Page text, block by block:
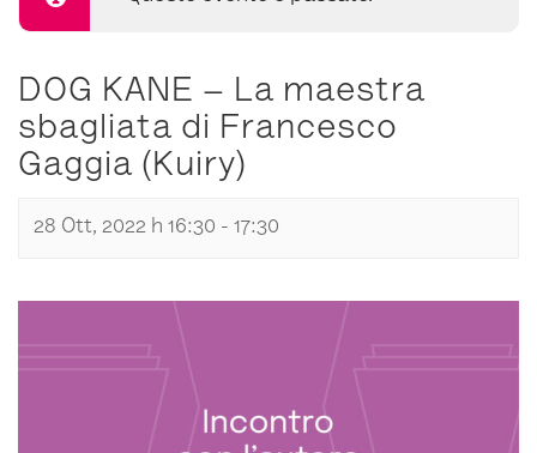
DOG KANE – La maestra
sbagliata di Francesco
Gaggia (Kuiry)
28 Ott, 2022 h 16:30 - 17:30